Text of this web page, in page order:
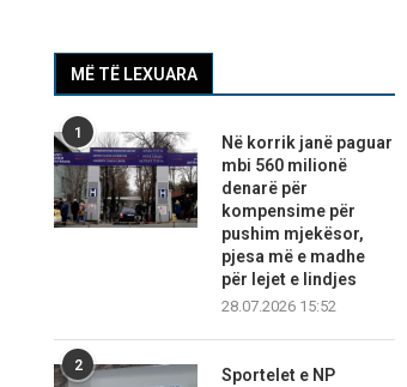
MË TË LEXUARA
1
Në korrik janë paguar
mbi 560 milionë
denarë për
kompensime për
pushim mjekësor,
pjesa më e madhe
për lejet e lindjes
28.07.2026 15:52
2
Sportelet e NP